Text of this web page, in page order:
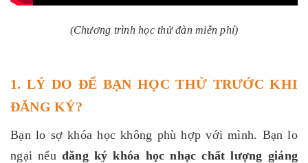
(Chương trình học thử đàn miễn phí)
1. LÝ DO ĐỂ BẠN HỌC THỬ TRƯỚC KHI
ĐĂNG KÝ?
Bạn lo sợ khóa học không phù hợp với mình. Bạn lo
ngại nếu đăng ký khóa học nhạc chất lượng giảng